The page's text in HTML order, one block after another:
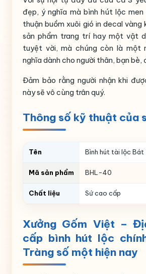
đẹp, ý nghĩa mà bình hút lộc
thuận buồm xuôi gió in decal
sản phẩm trang trí hay một vật
tuyệt vời, mà chúng còn là một
nghĩa dành cho người thân, bạn
Đảm bảo rằng người nhận khi
này sẽ vô cùng trân quý.
Thông số kỹ thuật của
Tên Bình hút tài lộc Bát
Mã sản phẩm BHL-40
Chất liệu Sứ cao cấp
Họa tiết Thuận buồm xuôi
Thương hiệu Bát Tràng
Xưởng Gốm Việt –
cấp bình hút lộc
Tràng số một hiện nay